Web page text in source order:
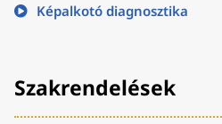
Képalkotó diagnosztika
Szakrendelések